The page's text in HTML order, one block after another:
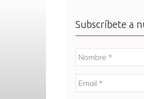
Subscríbete a
N
o
m
b
r
E
m